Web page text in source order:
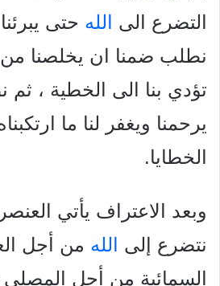
التضرع الى
الله حتى
نطلب ضمنا ان يخلصنا من
تؤدي بنا الى الخطية ، ثم
يرحمنا ويغفر لنا ما
الخطايا.
وبعد الاعتراف يأتي
نتضرع إلى
الله من أجل
السمائية من أجل